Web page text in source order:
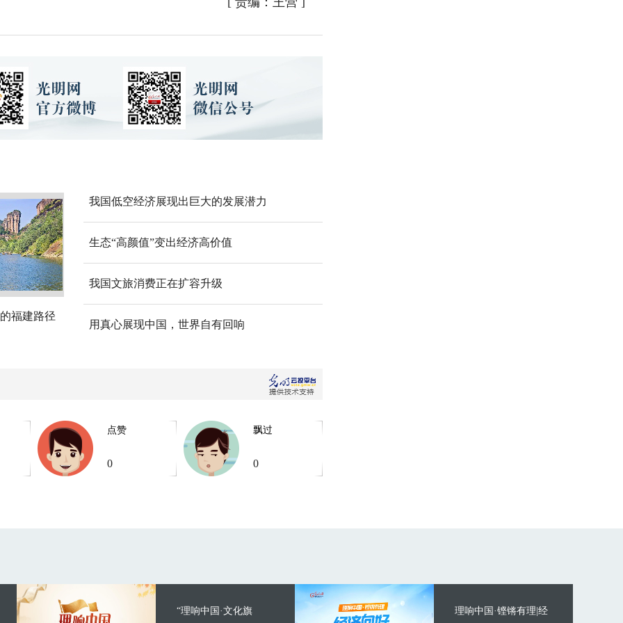
福建路径
我国低空经济展现出巨大的发展潜力
生态“高颜值”变出经济高价值
我国文旅消费正在扩容升级
用真心展现中国，世界自有回响
点赞
0
飘过
0
“理响中国·文化旗 理响中国·铿锵有理|经